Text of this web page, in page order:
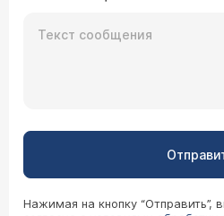
Нажимая на кнопку “Отправить”,